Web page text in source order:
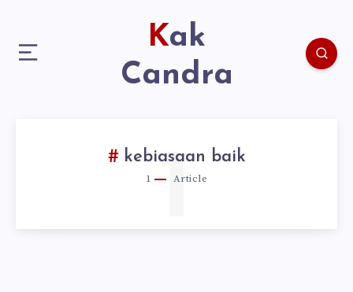
Kak
Candra
kebiasaan baik
1 Article
1